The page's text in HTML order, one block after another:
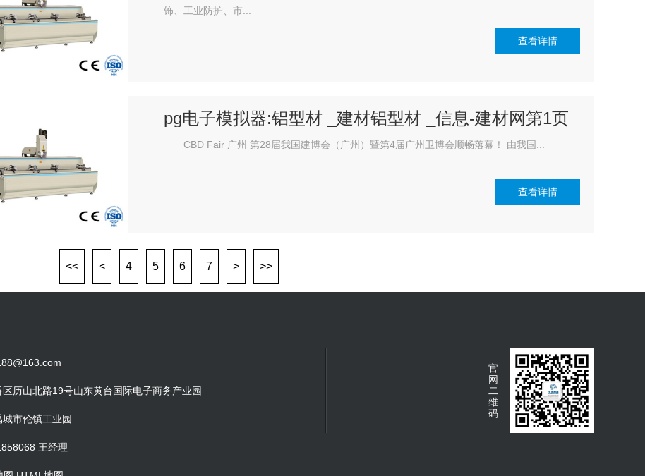
饰、工业防护、市...
查看详情
pg电子模拟器:铝型材 _建材铝型材 _信息-建材网第1页
CBD Fair 广州 第28届我国建博会（广州）暨第4届广州卫博会顺畅落幕！ 由我国...
查看详情
<< < 4 5 6 7 > >>
历山北路19号山东黄台国际电子商务产业园
城市伦镇工业园
王经理
官
网
二
维
码